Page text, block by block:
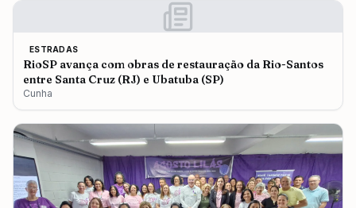
ESTRADAS
RioSP avança com obras de restauração da Rio-Santos
entre Santa Cruz (RJ) e Ubatuba (SP)
Cunha